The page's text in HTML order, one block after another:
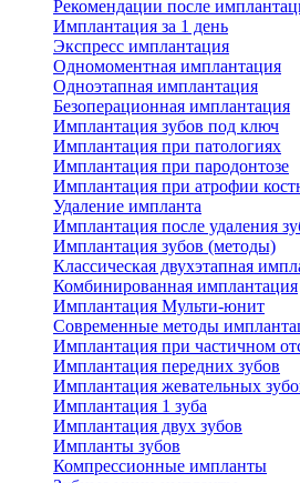
Рекомендации после
Имплантация за 1 день
Экспресс имплантация
Одномоментная имплантация
Одноэтапная имплантация
Безоперационная имплантация
Имплантация зубов под ключ
Имплантация при патологиях
Имплантация при пародонтозе
Имплантация при атрофии
Удаление импланта
Имплантация после удаления
Имплантация зубов (методы)
Классическая двухэтапная
Комбинированная имплантация
Имплантация Мульти-юнит
Современные методы
Имплантация при частичном
Имплантация передних зубов
Имплантация жевательных
Имплантация 1 зуба
Имплантация двух зубов
Импланты зубов
Компрессионные импланты